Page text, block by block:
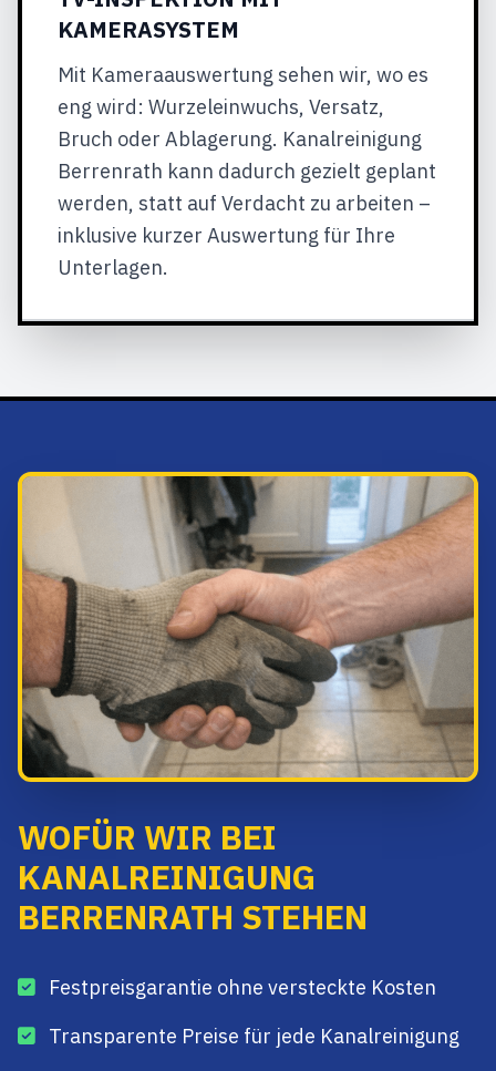
KAMERASYSTEM
Mit Kameraauswertung sehen wir, wo es
eng wird: Wurzeleinwuchs, Versatz,
Bruch oder Ablagerung. Kanalreinigung
Berrenrath kann dadurch gezielt geplant
werden, statt auf Verdacht zu arbeiten –
inklusive kurzer Auswertung für Ihre
Unterlagen.
WOFÜR WIR BEI
KANALREINIGUNG
BERRENRATH STEHEN
Festpreisgarantie ohne versteckte Kosten
Transparente Preise für jede Kanalreinigung